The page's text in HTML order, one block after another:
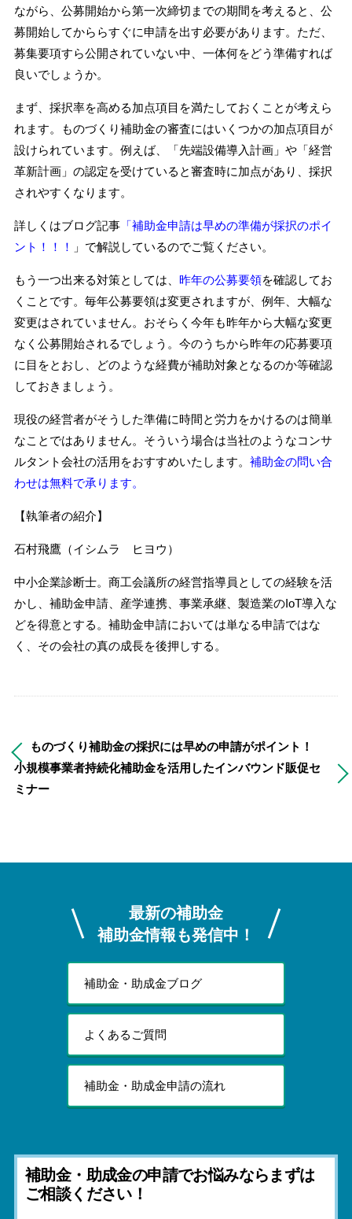
ながら、公募開始から第一次締切までの期間を考えると、公
募開始してかららすぐに申請を出す必要があります。ただ、
募集要項すら公開されていない中、一体何をどう準備すれば
良いでしょうか。
まず、採択率を高める加点項目を満たしておくことが考えら
れます。ものづくり補助金の審査にはいくつかの加点項目が
設けられています。例えば、「先端設備導入計画」や「経営
革新計画」の認定を受けていると審査時に加点があり、採択
されやすくなります。
詳しくはブログ記事「補助金申請は早めの準備が採択のポイ
ント！！！
」 で解説しているのでご覧ください。
もう一つ出来る対策としては、 昨年の公募要領を確認してお
くことです。毎年公募要領は変更されますが、例年、大幅な
変更はされていません。おそらく今年も昨年から大幅な変更
なく公募開始されるでしょう。今のうちから昨年の応募要項
に目をとおし、どのような経費が補助対象となるのか等確認
しておきましょう。
現役の経営者がそうした準備に時間と労力をかけるのは簡単
なことではありません。そういう場合は当社のようなコンサ
ルタント会社の活用をおすすめいたします。 補助金の問い合
わせは無料で承ります。
【執筆者の紹介】
石村飛鷹（イシムラ ヒヨウ）
中小企業診断士。商工会議所の経営指導員としての経験を活
かし、補助金申請、産学連携、事業承継、製造業のIoT導入な
どを得意とする。補助金申請においては単なる申請ではな
く、その会社の真の成長を後押しする。
ものづくり補助金の採択には早めの申請がポイント！
小規模事業者持続化補助金を活用したインバウンド販促セ
ミナー
最新の補助金
補助金情報も発信中！
補助金・助成金ブログ
よくあるご質問
補助金・助成金申請の流れ
補助金・助成金の申請でお悩みならまずは
ご相談ください！